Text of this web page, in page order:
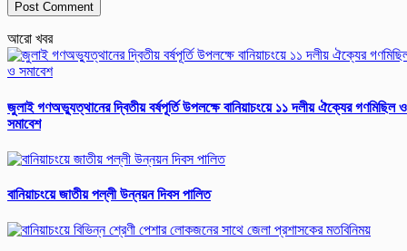
আরো খবর
জুলাই গণঅভ্যুত্থানের দ্বিতীয় বর্ষপূর্তি উপলক্ষে বানিয়াচংয়ে ১১ দলীয় ঐক্যের গণমিছিল ও
সমাবেশ
বানিয়াচংয়ে জাতীয় পল্লী উন্নয়ন দিবস পালিত